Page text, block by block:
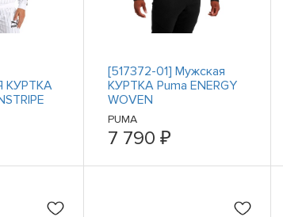
КУРТКА
[517372-01] Мужская
КУРТКА Puma ENERGY
WOVEN
PUMA
7 790 ₽